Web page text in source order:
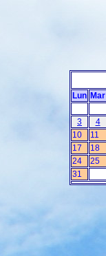
Lun Mar
3
4
10
11
17
18
24
25
31